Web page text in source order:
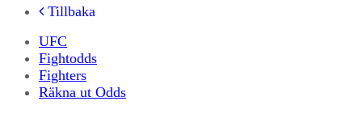
Tillbaka
UFC
Fightodds
Fighters
Räkna ut Odds